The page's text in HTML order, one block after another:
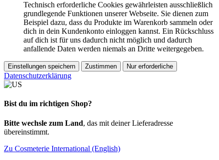
Technisch erforderliche Cookies gewährleisten ausschließlich
grundlegende Funktionen unserer Webseite. Sie dienen zum
Beispiel dazu, dass du Produkte im Warenkorb sammeln oder
dich in dein Kundenkonto einloggen kannst. Ein Rückschluss
auf dich ist für uns dadurch nicht möglich und dadurch
anfallende Daten werden niemals an Dritte weitergegeben.
Einstellungen speichern Zustimmen Nur erforderliche
Datenschutzerklärung
Bist du im richtigen Shop?
Bitte wechsle zum Land, das mit deiner Lieferadresse
übereinstimmt.
Zu Cosmeterie International (English)